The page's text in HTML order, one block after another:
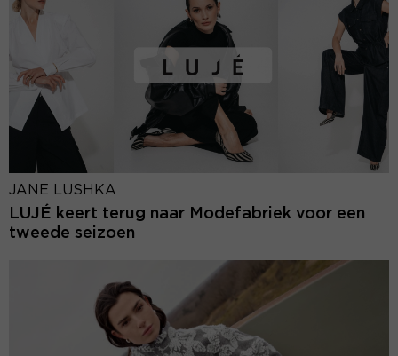
JANE LUSHKA
LUJÉ keert terug naar Modefabriek voor een
tweede seizoen